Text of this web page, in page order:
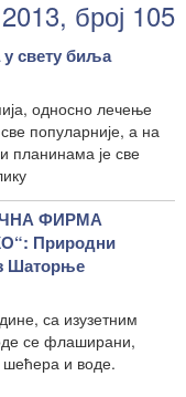
број 105
свету биља
односно лечење
популарније, а на
планинама је све
ФИРМА
Природни
Шаторње
са изузетним
се флаширани,
шећера и воде.